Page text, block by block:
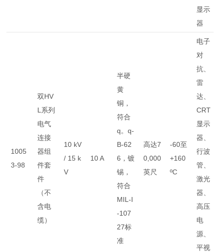
显示
器
1005
3-98
双HV
L系列
电气
连接
器组
件套
件
（不
含电
缆）
10 kV
/ 15 k
V
10 A
半硬
黄
铜，
符合
q。q-
B-62
6，镀
锡，
符合
MIL-I
-107
27标
准
高达7
0,000
英尺
-60至
+160
ºC
电子
对
抗、
雷
达、
CRT
显示
器、
行波
管、
激光
器、
高压
电
源、
平视